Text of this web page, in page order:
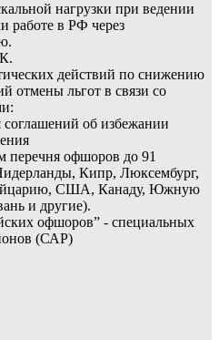
нагрузки при ведении
работе в РФ через
действий по снижению
отмены льгот в связи со
об избежании
офшоров до 91
Кипр, Люксембург,
США, Канаду, Южную
и другие).
офшоров” - специальных
(САР)